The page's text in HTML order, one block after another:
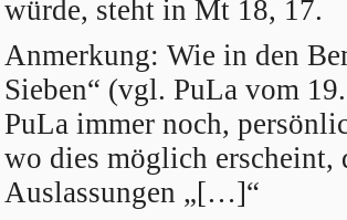
würde, steht in Mt 18, 17.
Anmerkung: Wie in den
Sieben“ (vgl. PuLa vom
PuLa immer noch,
wo dies möglich erscheint,
Auslassungen „[…]“